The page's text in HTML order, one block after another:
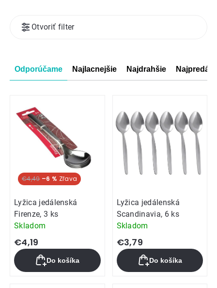
Radenie
produktov
Odporúčame Najlacnejšie Najdrahšie
Otvoriť filter
Výpis
€4,49 –6 %
Lyžica jedálenská
Firenze, 3 ks
Skladom
€4,19
Do košíka
Lyžica jedálenská
Scandinavia, 6 ks
Skladom
€3,79
Do košíka